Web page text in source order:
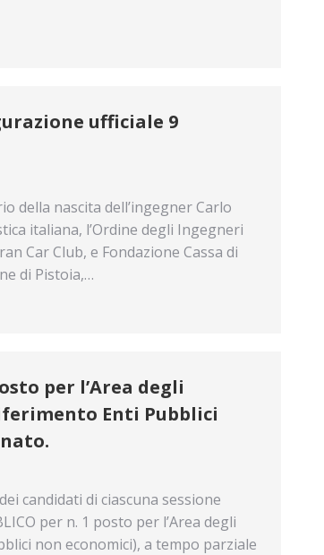
ufficiale 9
della nascita dell’ingegner Carlo
italiana, l’Ordine degli Ingegneri
Car Club, e Fondazione Cassa di
di Pistoia,…
per l’Area degli
Enti Pubblici
candidati di ciascuna sessione
per n. 1 posto per l’Area degli
non economici), a tempo parziale